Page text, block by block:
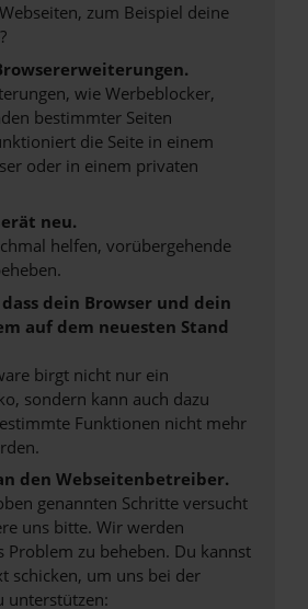
zum Beispiel deine
wie Werbeblocker,
bestimmter Seiten
die Seite in einem
oder in einem privaten
neu.
helfen, vorübergehende
dein Browser und dein
auf dem neuesten Stand
birgt nicht nur ein
sondern kann auch dazu
Funktionen nicht mehr
den Webseitenbetreiber.
genannten Schritte versucht
uns bitte. Wir werden
Problem zu beheben. Du kannst
schicken, um uns bei der
unterstützen: